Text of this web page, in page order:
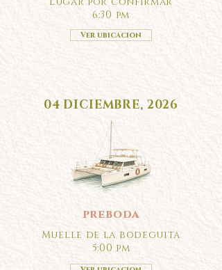
6:30 pm
Ver ubicacion
04 DICIEMBRE, 2026
preboda
Muelle de la bodeguita
5:00 pm